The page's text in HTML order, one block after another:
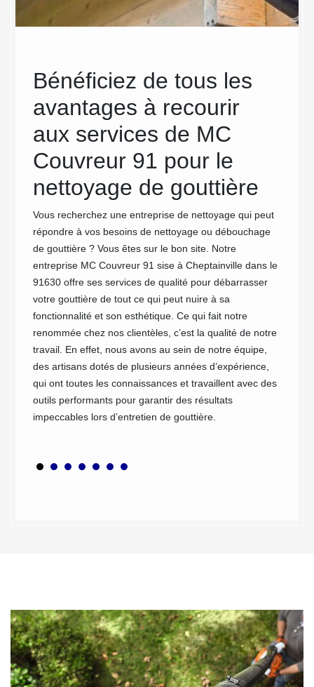
Bénéficiez de tous les
avantages à recourir
aux services de MC
Couvreur 91 pour le
nettoyage de gouttière
Vous recherchez une entreprise de nettoyage qui peut
répondre à vos besoins de nettoyage ou débouchage
de gouttière ? Vous êtes sur le bon site. Notre
entreprise MC Couvreur 91 sise à Cheptainville dans le
91630 offre ses services de qualité pour débarrasser
votre gouttière de tout ce qui peut nuire à sa
fonctionnalité et son esthétique. Ce qui fait notre
renommée chez nos clientèles, c’est la qualité de notre
travail. En effet, nous avons au sein de notre équipe,
des artisans dotés de plusieurs années d’expérience,
qui ont toutes les connaissances et travaillent avec des
outils performants pour garantir des résultats
impeccables lors d’entretien de gouttière.